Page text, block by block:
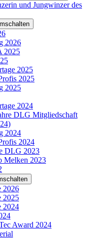
und Jungwinzer des
2026
2025
2025
2025
2025
2024
DLG Mitgliedschaft
2024
2024
DLG 2023
Melken 2023
2026
2025
2024
Award 2024